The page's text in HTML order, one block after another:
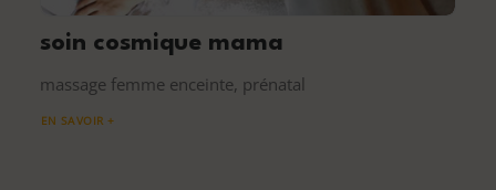
soin cosmique mama
massage femme enceinte, prénatal
EN SAVOIR +